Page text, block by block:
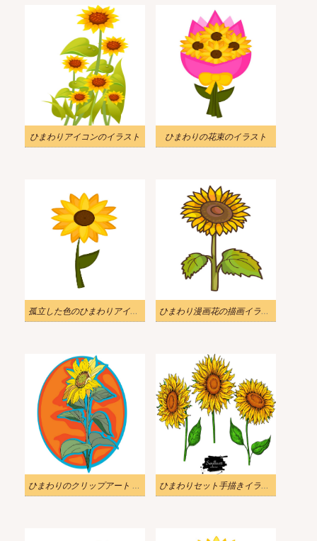
ひまわりアイコンのイラスト ひまわりの花束のイラスト
孤立した色のひまわりアイコン イラスト ひまわり漫画花の描画イラスト
ひまわりのクリップアート イラスト ひまわりセット手描きイラスト